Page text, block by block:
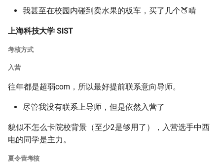
我甚至在校园内碰到卖水果的板车，买了几个🍑啃
上海科技大学 SIST
考核方式
入营
往年都是超弱com，所以最好提前联系意向导师。
尽管我没有联系上导师，但是依然入营了
貌似不怎么卡院校背景（至少2是够用了），入营选手中西
电的同学是主力。
夏令营考核